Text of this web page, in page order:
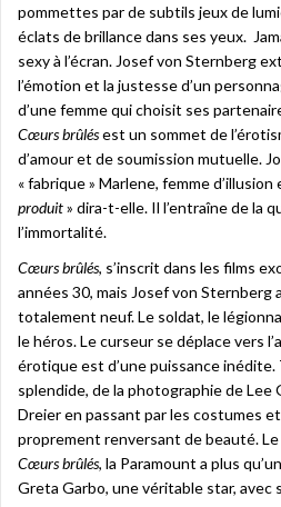
pommettes par de subtils jeux de
éclats de brillance dans ses yeux.
sexy à l’écran. Josef von Sternberg
l’émotion et la justesse d’un
d’une femme qui choisit ses
Cœurs brûlésest un sommet de
d’amour et de soumission mutuelle.
« fabrique » Marlene, femme
produit» dira-t-elle. Il l’entraîne de la
l’immortalité.
Cœurs brûlés, s’inscrit dans les films
années 30, mais Josef von
totalement neuf. Le soldat, le
le héros. Le curseur se déplace vers
érotique est d’une puissance
splendide, de la photographie de Lee
Dreier en passant par les costumes
proprement renversant de beauté.
Cœurs brûlés, la Paramount a plus
Greta Garbo, une véritable star, avec